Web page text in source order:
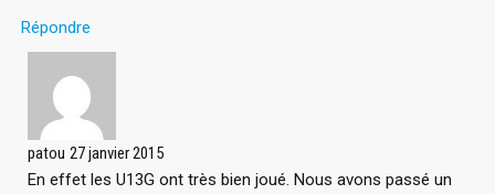
Répondre
patou 27 janvier 2015
En effet les U13G ont très bien joué. Nous avons passé un